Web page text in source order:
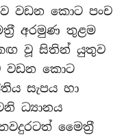
වඩන කොට පංච
අරමුණ තුළම
වූ සිතින් යුතුව
වඩන කොට
සැපය හා
ධ්‍යානය
මෛත‍්‍රී